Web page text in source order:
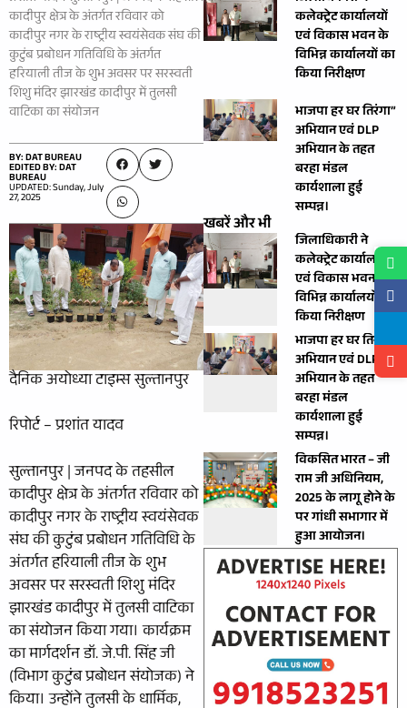
कादीपुर क्षेत्र के अंतर्गत रविवार को
कादीपुर नगर के राष्ट्रीय स्वयंसेवक संघ की
कुटुंब प्रबोधन गतिविधि के अंतर्गत
हरियाली तीज के शुभ अवसर पर सरस्वती
शिशु मंदिर झारखंड कादीपुर में तुलसी
वाटिका का संयोजन
BY: DAT BUREAU
EDITED BY: DAT
BUREAU
UPDATED: Sunday, July
27, 2025
दैनिक अयोध्या टाइम्स सुल्तानपुर
रिपोर्ट – प्रशांत यादव
सुल्तानपुर | जनपद के तहसील
कादीपुर क्षेत्र के अंतर्गत रविवार को
कादीपुर नगर के राष्ट्रीय स्वयंसेवक
संघ की कुटुंब प्रबोधन गतिविधि के
अंतर्गत हरियाली तीज के शुभ
अवसर पर सरस्वती शिशु मंदिर
झारखंड कादीपुर में तुलसी वाटिका
का संयोजन किया गया। कार्यक्रम
का मार्गदर्शन डॉ. जे.पी. सिंह जी
(विभाग कुटुंब प्रबोधन संयोजक) ने
किया। उन्होंने तुलसी के धार्मिक,
कलेक्ट्रेट कार्यालयों
एवं विकास भवन के
विभिन्न कार्यालयों का
किया निरीक्षण
भाजपा हर घर तिरंगा”
अभियान एवं DLP
अभियान के तहत
बरहा मंडल
कार्यशाला हुई
सम्पन्न।
खबरें और भी
जिलाधिकारी ने
कलेक्ट्रेट कार्यालयों
एवं विकास भवन के
विभिन्न कार्यालयों का
किया निरीक्षण
भाजपा हर घर तिरंगा”
अभियान एवं DLP
अभियान के तहत
बरहा मंडल
कार्यशाला हुई
सम्पन्न।
विकसित भारत – जी
राम जी अधिनियम,
2025 के लागू होने के
पर गांधी सभागार में
हुआ आयोजन।